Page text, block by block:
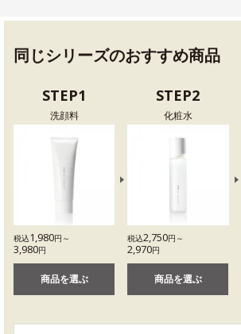
同じシリーズのおすすめ商品
STEP1
洗顔料
税込1,980円～
3,980円
商品を選ぶ
STEP2
化粧水
税込2,750円～
2,970円
商品を選ぶ